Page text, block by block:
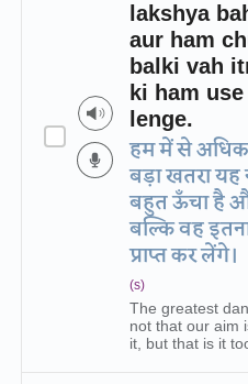
lakshya
aur ham
balki vah
ki ham
lenge.
हम में से
बड़ा खतरा यह
बहुत ऊँचा है
बल्कि वह
प्राप्त कर लेंगे।
(s)
The greatest
not that our aim
it, but that is it